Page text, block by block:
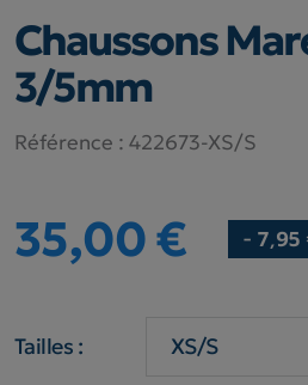
Chaussons
3/5mm
Référence : 422673-XS/S
35,00 € - 7,95
Tailles :